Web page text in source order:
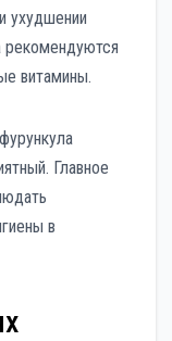
ухудшении
рекомендуются
витамины.
Главное
в